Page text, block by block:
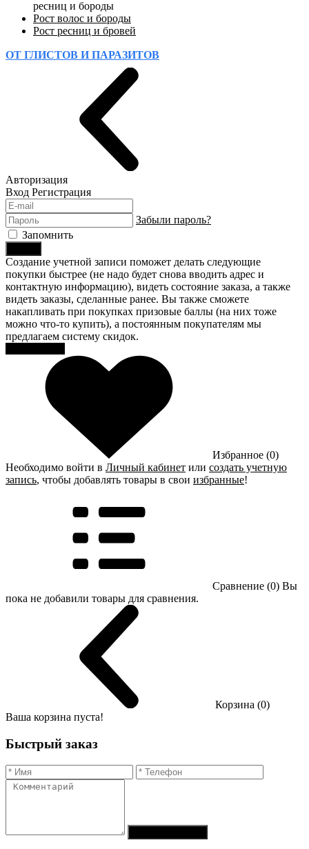
ресниц и бороды
Рост волос и бороды
Рост ресниц и бровей
ОТ ГЛИСТОВ И ПАРАЗИТОВ
Авторизация
Вход Регистрация
Забыли пароль?
Запомнить
Создание учетной записи поможет делать следующие
покупки быстрее (не надо будет снова вводить адрес и
контактную информацию), видеть состояние заказа, а также
видеть заказы, сделанные ранее. Вы также сможете
накапливать при покупках призовые баллы (на них тоже
можно что-то купить), а постоянным покупателям мы
предлагаем систему скидок.
Избранное (0)
Необходимо войти в Личный кабинет или создать учетную
запись, чтобы добавлять товары в свои избранные!
Сравнение (0) Вы
пока не добавили товары для сравнения.
Корзина (0)
Ваша корзина пуста!
Быстрый заказ